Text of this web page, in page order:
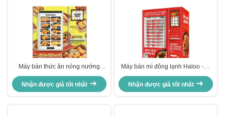
Máy bán thức ăn nóng nướng
thương mại.
Nhận được giá tốt nhất
Máy bán mì đông lạnh Haloo -18
°C với vật liệu tấm thép màu, lò vi
sóng, sưởi ấm bằng hơi nước
trong 35 giây, phục vụ
Nhận được giá tốt nhất